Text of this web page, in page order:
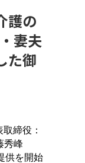
護の
妻夫
た御
締役：
秀峰
供を開始